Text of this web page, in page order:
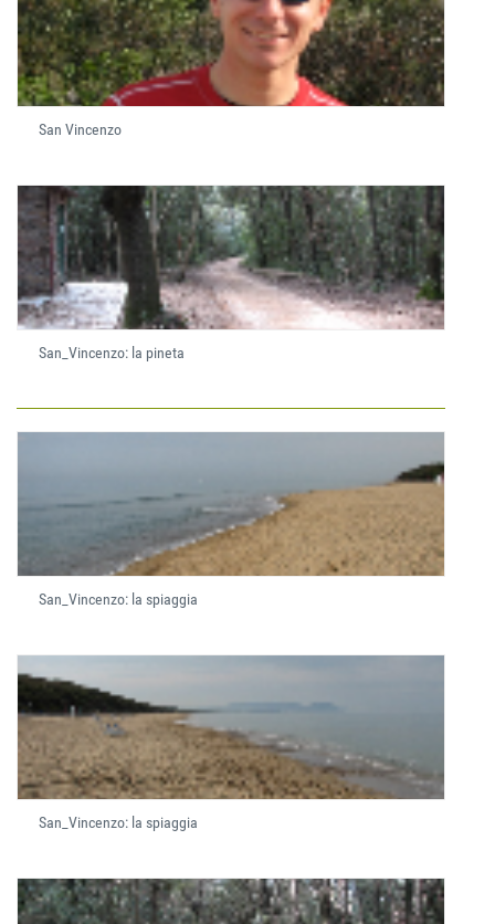
San Vincenzo
San_Vincenzo: la pineta
San_Vincenzo: la spiaggia
San_Vincenzo: la spiaggia